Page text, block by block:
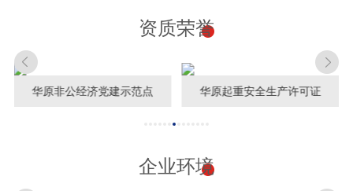
资质荣誉
华原非公经济党建示范点 华原起重安全生产许可证
企业环境